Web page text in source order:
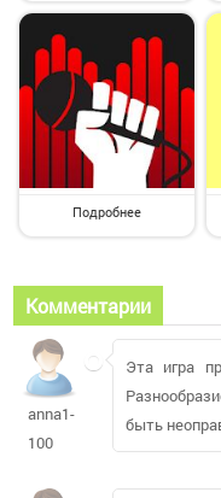
Подробнее
Комментарии
anna1-
100
Эта игра
быть